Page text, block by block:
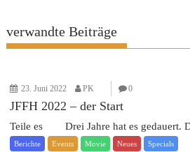
verwandte Beiträge
23. Juni 2022 PK 0
JFFH 2022 – der Start
Teile es Drei Jahre hat es gedauert.
Berichte Events Movie Neues Specials